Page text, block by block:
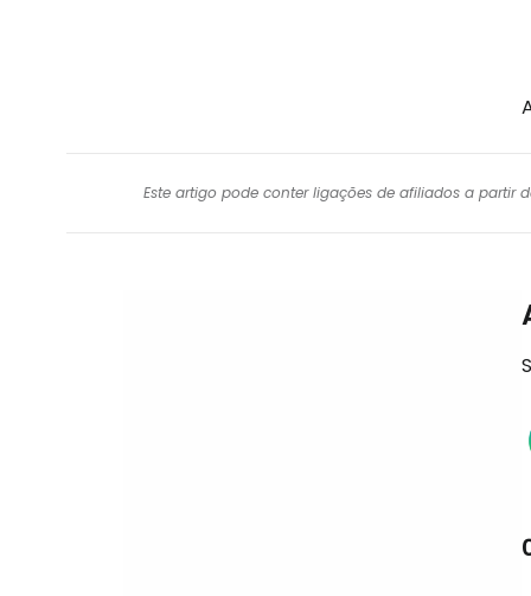
Este artigo pode conter ligações de afiliados a partir